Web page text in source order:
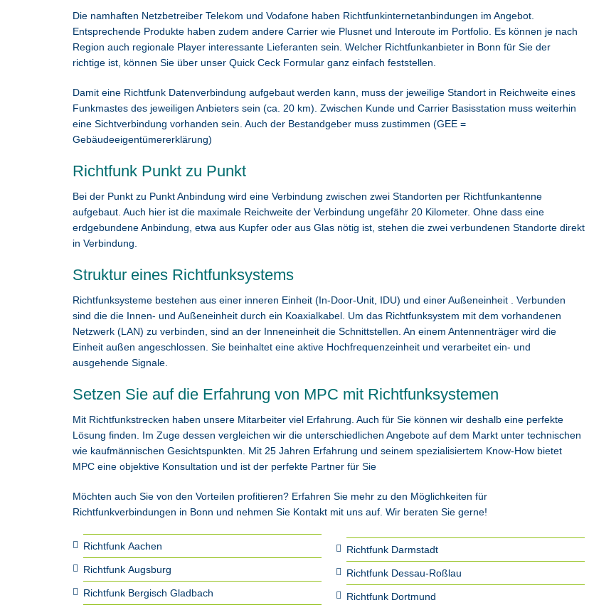
Die namhaften Netzbetreiber Telekom und Vodafone haben Richtfunkinternetanbindungen im Angebot.
Entsprechende Produkte haben zudem andere Carrier wie Plusnet und Interoute im Portfolio. Es können je nach
Region auch regionale Player interessante Lieferanten sein. Welcher Richtfunkanbieter in Bonn für Sie der
richtige ist, können Sie über unser Quick Ceck Formular ganz einfach feststellen.
Damit eine Richtfunk Datenverbindung aufgebaut werden kann, muss der jeweilige Standort in Reichweite eines
Funkmastes des jeweiligen Anbieters sein (ca. 20 km). Zwischen Kunde und Carrier Basisstation muss weiterhin
eine Sichtverbindung vorhanden sein. Auch der Bestandgeber muss zustimmen (GEE =
Gebäudeeigentümererklärung)
Richtfunk Punkt zu Punkt
Bei der Punkt zu Punkt Anbindung wird eine Verbindung zwischen zwei Standorten per Richtfunkantenne
aufgebaut. Auch hier ist die maximale Reichweite der Verbindung ungefähr 20 Kilometer. Ohne dass eine
erdgebundene Anbindung, etwa aus Kupfer oder aus Glas nötig ist, stehen die zwei verbundenen Standorte direkt
in Verbindung.
Struktur eines Richtfunksystems
Richtfunksysteme bestehen aus einer inneren Einheit (In-Door-Unit, IDU) und einer Außeneinheit . Verbunden
sind die die Innen- und Außeneinheit durch ein Koaxialkabel. Um das Richtfunksystem mit dem vorhandenen
Netzwerk (LAN) zu verbinden, sind an der Inneneinheit die Schnittstellen. An einem Antennenträger wird die
Einheit außen angeschlossen. Sie beinhaltet eine aktive Hochfrequenzeinheit und verarbeitet ein- und
ausgehende Signale.
Setzen Sie auf die Erfahrung von MPC mit Richtfunksystemen
Mit Richtfunkstrecken haben unsere Mitarbeiter viel Erfahrung. Auch für Sie können wir deshalb eine perfekte
Lösung finden. Im Zuge dessen vergleichen wir die unterschiedlichen Angebote auf dem Markt unter technischen
wie kaufmännischen Gesichtspunkten. Mit 25 Jahren Erfahrung und seinem spezialisiertem Know-How bietet
MPC eine objektive Konsultation und ist der perfekte Partner für Sie
Möchten auch Sie von den Vorteilen profitieren? Erfahren Sie mehr zu den Möglichkeiten für
Richtfunkverbindungen in Bonn und nehmen Sie Kontakt mit uns auf. Wir beraten Sie gerne!
Richtfunk Aachen
Richtfunk Augsburg
Richtfunk Bergisch Gladbach
Richtfunk Darmstadt
Richtfunk Dessau-Roßlau
Richtfunk Dortmund